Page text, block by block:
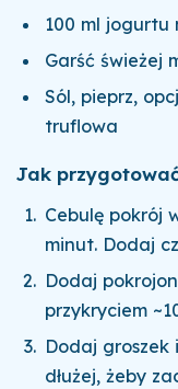
100 ml
Garść świeżej
Sól, pieprz,
truflowa
Jak
Cebulę pokrój
minut. Dodaj
Dodaj
przykryciem
Dodaj
dłużej, żeby